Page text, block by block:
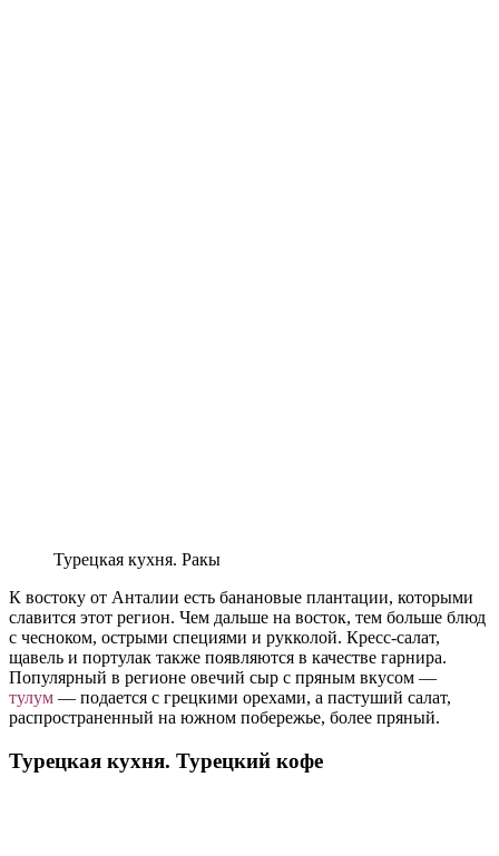
Турецкая кухня. Ракы
К востоку от Анталии есть банановые плантации, которыми
славится этот регион. Чем дальше на восток, тем больше блюд
с чесноком, острыми специями и рукколой. Кресс-салат,
щавель и портулак также появляются в качестве гарнира.
Популярный в регионе овечий сыр с пряным вкусом —
тулум — подается с грецкими орехами, а пастуший салат,
распространенный на южном побережье, более пряный.
Турецкая кухня. Турецкий кофе